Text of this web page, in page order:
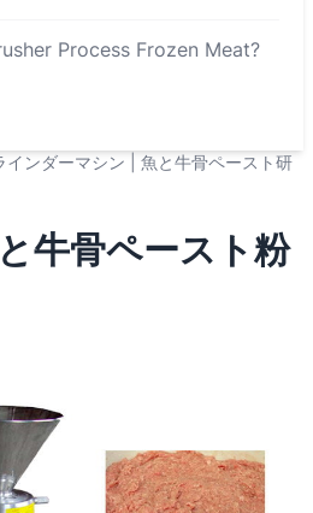
Process Frozen Meat?
インダーマシン | 魚と牛骨ペースト研
牛骨ペースト粉